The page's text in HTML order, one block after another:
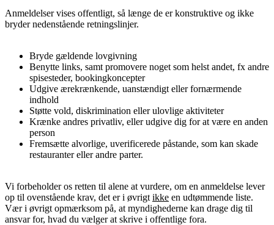
Anmeldelser vises offentligt, så længe de er konstruktive og ikke
bryder nedenstående retningslinjer.
Bryde gældende lovgivning
Benytte links, samt promovere noget som helst andet, fx andre
spisesteder, bookingkoncepter
Udgive ærekrænkende, uanstændigt eller fornærmende
indhold
Støtte vold, diskrimination eller ulovlige aktiviteter
Krænke andres privatliv, eller udgive dig for at være en anden
person
Fremsætte alvorlige, uverificerede påstande, som kan skade
restauranter eller andre parter.
Vi forbeholder os retten til alene at vurdere, om en anmeldelse lever
op til ovenstående krav, det er i øvrigt ikke en udtømmende liste.
Vær i øvrigt opmærksom på, at myndighederne kan drage dig til
ansvar for, hvad du vælger at skrive i offentlige fora.